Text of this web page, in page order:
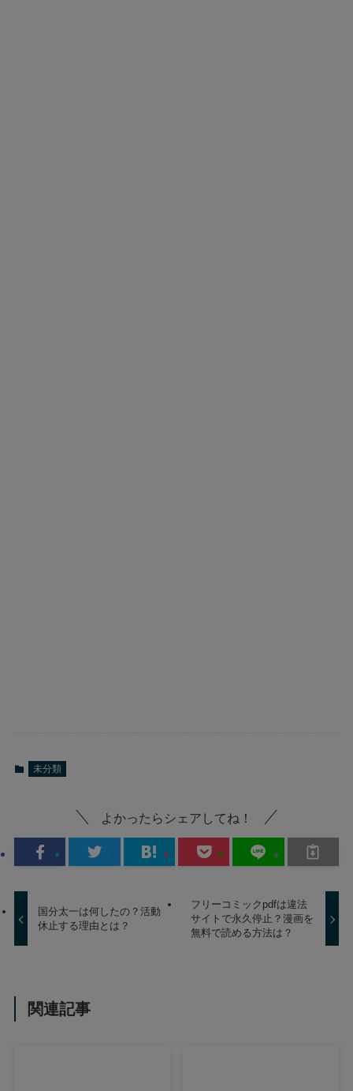
未分類
よかったらシェアしてね！
国分太一は何したの？活動
休止する理由とは？
フリーコミックpdfは違法
サイトで永久停止？漫画を
無料で読める方法は？
関連記事